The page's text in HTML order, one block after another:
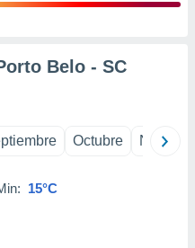
Belo - SC
Octubre
15°C